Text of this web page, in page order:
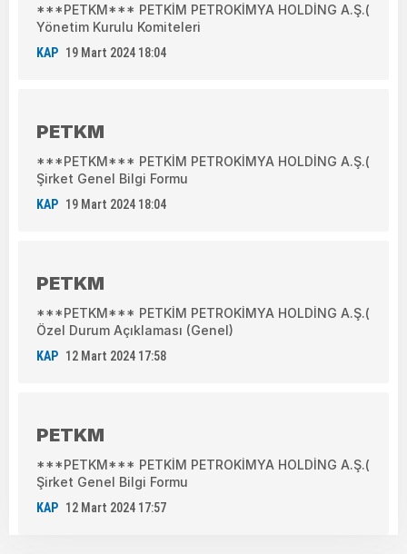
***PETKM*** PETKİM PETROKİMYA HOLDİNG A.Ş.(
Yönetim Kurulu Komiteleri
KAP 19 Mart 2024 18:04
PETKM
***PETKM*** PETKİM PETROKİMYA HOLDİNG A.Ş.(
Şirket Genel Bilgi Formu
KAP 19 Mart 2024 18:04
PETKM
***PETKM*** PETKİM PETROKİMYA HOLDİNG A.Ş.(
Özel Durum Açıklaması (Genel)
KAP 12 Mart 2024 17:58
PETKM
***PETKM*** PETKİM PETROKİMYA HOLDİNG A.Ş.(
Şirket Genel Bilgi Formu
KAP 12 Mart 2024 17:57